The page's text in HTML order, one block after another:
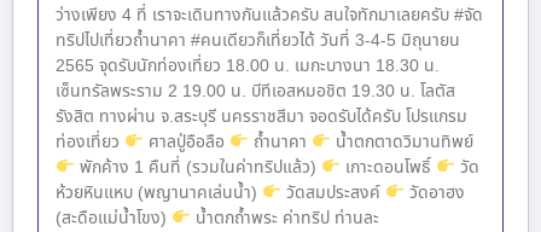
ว่างเพียง 4 ที่ เราจะเดินทางกันแล้วครับ สนใจทักมาเลยครับ #จัด
ทริปไปเที่ยวถ้ำนาคา #คนเดียวก็เที่ยวได้ วันที่ 3-4-5 มิถุนายน
2565 จุดรับนักท่องเที่ยว 18.00 น. เมกะบางนา 18.30 น.
เซ็นทรัลพระราม 2 19.00 น. บีทีเอสหมอชิต 19.30 น. โลตัส
รังสิต ทางผ่าน จ.สระบุรี นครราชสีมา จอดรับได้ครับ โปรแกรม
ท่องเที่ยว
ศาลปู่อือลือ ถ้ำนาคา
น้ำตกตาดวิมานทิพย์
พักค้าง 1 คืนที่ (รวมในค่าทริปแล้ว)
เกาะดอนโพธิ์
วัด
ห้วยหินแหบ (พญานาคเล่นน้ำ)
วัดสมประสงค์
วัดอาฮง
(สะดือแม่น้ำโขง)
น้ำตกถ้ำพระ ค่าทริป ท่านละ